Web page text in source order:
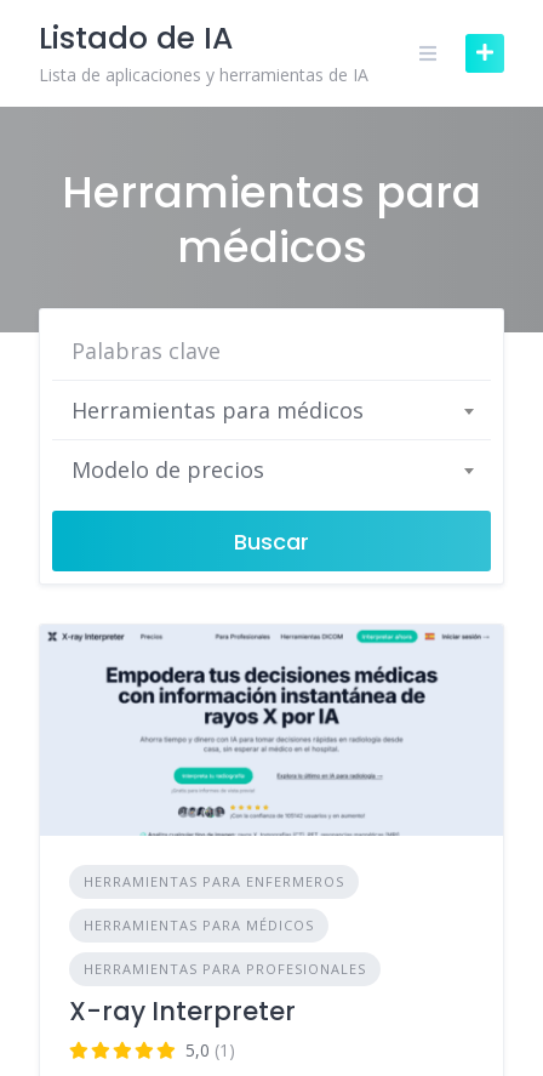
content
Listado de IA
Lista de aplicaciones y herramientas de IA
Herramientas para
médicos
Herramientas para médicos
Modelo de precios
Buscar
HERRAMIENTAS PARA ENFERMEROS
HERRAMIENTAS PARA MÉDICOS
HERRAMIENTAS PARA PROFESIONALES
X-ray Interpreter
5,0 (1)